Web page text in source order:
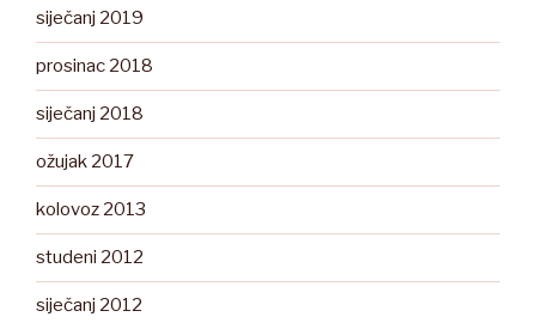
siječanj 2019
prosinac 2018
siječanj 2018
ožujak 2017
kolovoz 2013
studeni 2012
siječanj 2012